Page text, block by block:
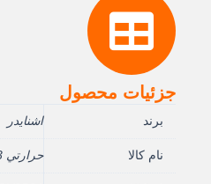
جزئیات محصول
اشنایدر
نام کالا حرارتي 23 – 17 آمپردسته گردان